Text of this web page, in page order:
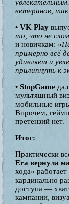
ветеранов,
• VK Play
то, что не
и новичкам: «
примерно всё
удивляет и
прилипнуть к
• StopGame
мультяшный
мобильные
Впрочем,
претензий нет.
Итог:
Практически
Era вернула
хода»
кардинально
доступа —
кампании,